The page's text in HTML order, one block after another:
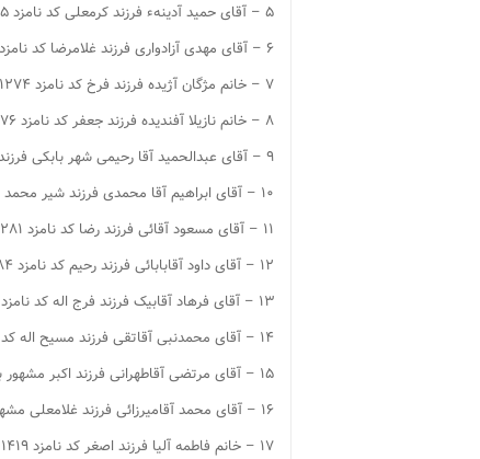
۵ – آقای حمید آدینهء فرزند کرمعلی کد نامزد ۱۲۴۵
۶ – آقای مهدی آزادواری فرزند غلامرضا کد نامزد ۱۲۷۱
۷ – خانم مژگان آژیده فرزند فرخ کد نامزد ۱۲۷۴
۸ – خانم نازیلا آفندیده فرزند جعفر کد نامزد ۱۲۷۶
۹ – آقای عبدالحمید آقا رحیمی شهر بابکی فرزند عباس کد نامزد ۱۲۷۸
۱۰ – آقای ابراهیم آقا محمدی فرزند شیر محمد مشهور به دریکوند کد نامزد ۱۲۷۹
۱۱ – آقای مسعود آقائی فرزند رضا کد نامزد ۱۲۸۱
۱۲ – آقای داود آقابابائی فرزند رحیم کد نامزد ۱۲۸۴
۱۳ – آقای فرهاد آقابیک فرزند فرج اله کد نامزد ۱۲۸۵
۱۴ – آقای محمدنبی آقاتقی فرزند مسیح اله کد نامزد ۱۲۸۶
۱۵ – آقای مرتضی آقاطهرانی فرزند اکبر مشهور به آقاتهرانی کد نامزد ۱۲۹۵
۱۶ – آقای محمد آقامیرزائی فرزند غلامعلی مشهور به مهندس میرزائی کد نامزد ۱۴۱۲
۱۷ – خانم فاطمه آلیا فرزند اصغر کد نامزد ۱۴۱۹